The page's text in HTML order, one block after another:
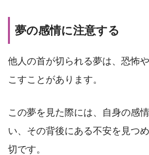
夢の感情に注意する
他人の首が切られる夢は、恐怖
こすことがあります。
この夢を見た際には、自身の感
い、その背後にある不安を見つ
切です。